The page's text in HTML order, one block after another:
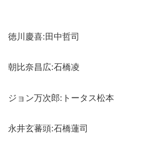
徳川慶喜:田中哲司
朝比奈昌広:石橋凌
ジョン万次郎:トータス松本
永井玄蕃頭:石橋蓮司